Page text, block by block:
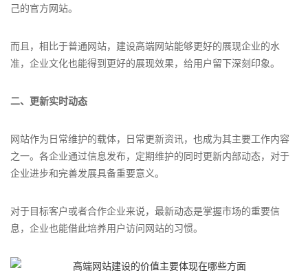
己的官方网站。
而且，相比于普通网站，建设高端网站能够更好的展现企业的水
准，企业文化也能得到更好的展现效果，给用户留下深刻印象。
二、更新实时动态
网站作为日常维护的载体，日常更新资讯，也成为其主要工作内容
之一。各企业通过信息发布，定期维护的同时更新内部动态，对于
企业进步和完善发展具备重要意义。
对于目标客户或者合作企业来说，最新动态是掌握市场的重要信
息，企业也能借此培养用户访问网站的习惯。